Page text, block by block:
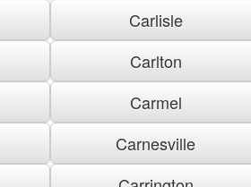
Carlisle
Carlton
Carmel
Carnesville